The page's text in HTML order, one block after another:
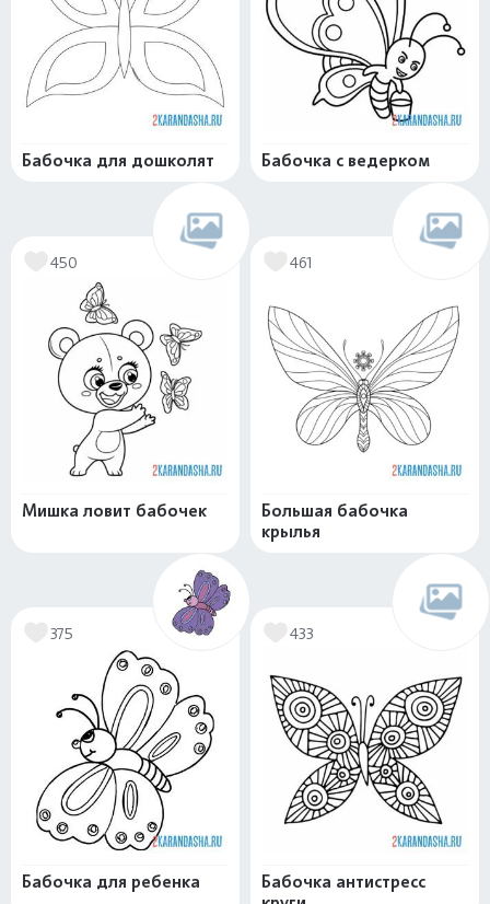
Бабочка для дошколят Бабочка с ведерком
450
Мишка ловит бабочек
461
Большая бабочка
крылья
375
Бабочка для ребенка
433
Бабочка антистресс